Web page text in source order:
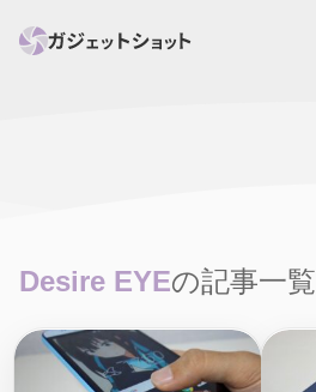
ガイド ニュース オーディオ
Desire EYEの記事一覧